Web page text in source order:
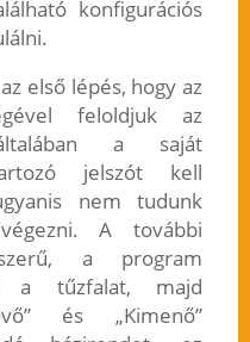
konfigurációs
első lépés, hogy az
feloldjuk az
a saját
jelszót kell
nem tudunk
A további
a program
a tűzfalat, majd
és „Kimenő”